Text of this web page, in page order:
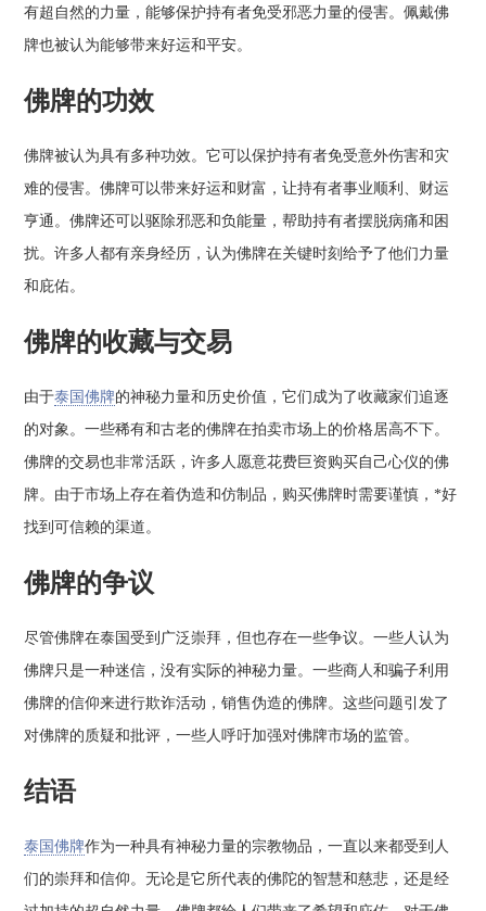
有超自然的力量，能够保护持有者免受邪恶力量的侵害。佩戴佛
牌也被认为能够带来好运和平安。
佛牌的功效
佛牌被认为具有多种功效。它可以保护持有者免受意外伤害和灾
难的侵害。佛牌可以带来好运和财富，让持有者事业顺利、财运
亨通。佛牌还可以驱除邪恶和负能量，帮助持有者摆脱病痛和困
扰。许多人都有亲身经历，认为佛牌在关键时刻给予了他们力量
和庇佑。
佛牌的收藏与交易
由于泰国佛牌的神秘力量和历史价值，它们成为了收藏家们追逐
的对象。一些稀有和古老的佛牌在拍卖市场上的价格居高不下。
佛牌的交易也非常活跃，许多人愿意花费巨资购买自己心仪的佛
牌。由于市场上存在着伪造和仿制品，购买佛牌时需要谨慎，*好
找到可信赖的渠道。
佛牌的争议
尽管佛牌在泰国受到广泛崇拜，但也存在一些争议。一些人认为
佛牌只是一种迷信，没有实际的神秘力量。一些商人和骗子利用
佛牌的信仰来进行欺诈活动，销售伪造的佛牌。这些问题引发了
对佛牌的质疑和批评，一些人呼吁加强对佛牌市场的监管。
结语
泰国佛牌作为一种具有神秘力量的宗教物品，一直以来都受到人
们的崇拜和信仰。无论是它所代表的佛陀的智慧和慈悲，还是经